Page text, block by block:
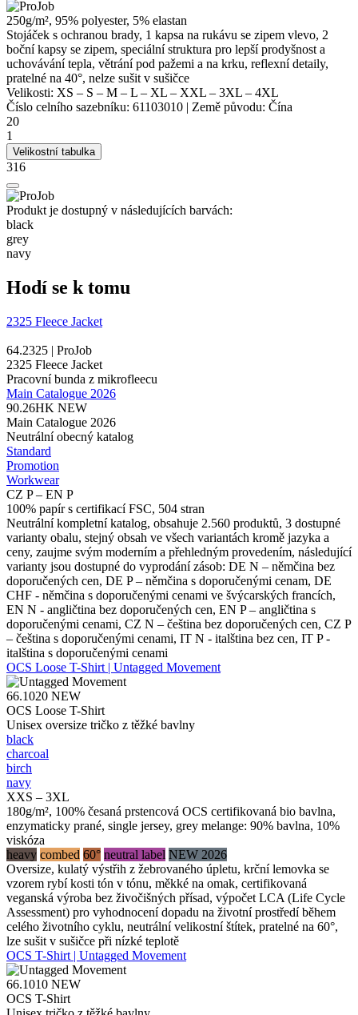
250g/m², 95% polyester, 5% elastan
Stojáček s ochranou brady, 1 kapsa na rukávu se zipem vlevo, 2
boční kapsy se zipem, speciální struktura pro lepší prodyšnost a
uchovávání tepla, větrání pod pažemi a na krku, reflexní detaily,
pratelné na 40°, nelze sušit v sušičce
Velikosti: XS – S – M – L – XL – XXL – 3XL – 4XL
Číslo celního sazebníku: 61103010 | Země původu: Čína
20
1
Velikostní tabulka
316
Produkt je dostupný v následujících barvách:
black
grey
navy
Hodí se k tomu
2325 Fleece Jacket
64.2325 | ProJob
2325 Fleece Jacket
Pracovní bunda z mikrofleecu
Main Catalogue 2026
90.26HK NEW
Main Catalogue 2026
Neutrální obecný katalog
Standard
Promotion
Workwear
CZ P – EN P
100% papír s certifikací FSC, 504 stran
Neutrální kompletní katalog, obsahuje 2.560 produktů, 3 dostupné
varianty obalu, stejný obsah ve všech variantách kromě jazyka a
ceny, zaujme svým moderním a přehledným provedením, následující
varianty jsou dostupné do vyprodání zásob: DE N – němčina bez
doporučených cen, DE P – němčina s doporučenými cenam, DE
CHF - němčina s doporučenými cenami ve švýcarských francích,
EN N - angličtina bez doporučených cen, EN P – angličtina s
doporučenými cenami, CZ N – čeština bez doporučených cen, CZ P
– čeština s doporučenými cenami, IT N - italština bez cen, IT P -
italština s doporučenými cenami
OCS Loose T-Shirt | Untagged Movement
66.1020 NEW
OCS Loose T-Shirt
Unisex oversize tričko z těžké bavlny
black
charcoal
birch
navy
XXS – 3XL
180g/m², 100% česaná prstencová OCS certifikovaná bio bavlna,
enzymaticky prané, single jersey, grey melange: 90% bavlna, 10%
viskóza
heavy combed 60° neutral label NEW 2026
Oversize, kulatý výstřih z žebrovaného úpletu, krční lemovka se
vzorem rybí kosti tón v tónu, měkké na omak, certifikovaná
veganská výroba bez živočišných přísad, výpočet LCA (Life Cycle
Assessment) pro vyhodnocení dopadu na životní prostředí během
celého životního cyklu, neutrální velikostní štítek, pratelné na 60°,
lze sušit v sušičce při nízké teplotě
OCS T-Shirt | Untagged Movement
66.1010 NEW
OCS T-Shirt